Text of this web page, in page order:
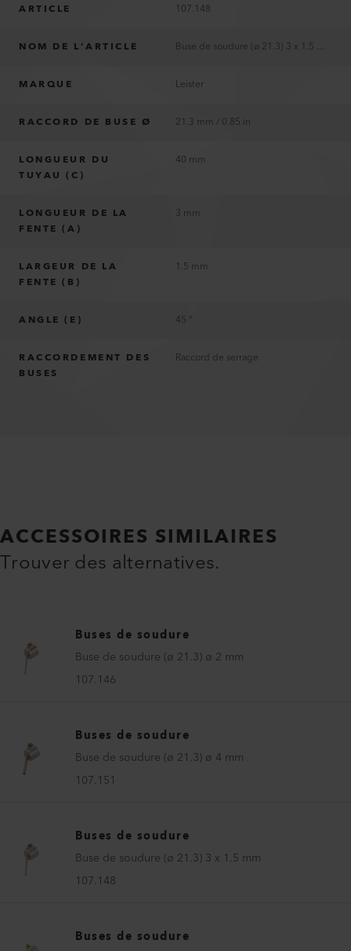
ARTICLE 107.148
NOM DE L’ARTICLE
MARQUE Leister
RACCORD DE BUSE Ø 21.3 mm / 0.85 in
LONGUEUR DU
TUYAU (C)
40 mm
LONGUEUR DE LA
FENTE (A)
3 mm
LARGEUR DE LA
FENTE (B)
1.5 mm
ANGLE (E) 45 °
RACCORDEMENT DES
BUSES
Raccord de serrage
ACCESSOIRES SIMILAIRES
Trouver des alternatives.
Buses de soudure
Buse de soudure (ø 21.3) ø 2 mm
107.146
Buses de soudure
Buse de soudure (ø 21.3) ø 4 mm
107.151
Buses de soudure
Buse de soudure (ø 21.3) 3 x 1.5 mm
107.148
Buses de soudure